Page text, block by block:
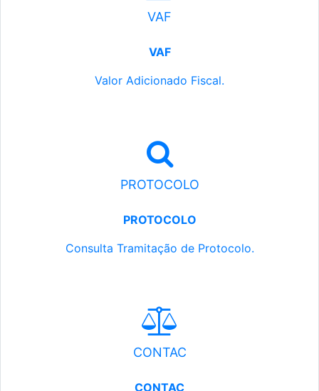
VAF
VAF
Valor Adicionado Fiscal.
PROTOCOLO
PROTOCOLO
Consulta Tramitação de Protocolo.
CONTAC
CONTAC